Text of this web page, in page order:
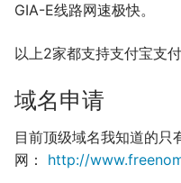
GIA-E线路网速极快。
以上2家都支持支付宝支付
域名申请
目前顶级域名我知道的只
网： http://